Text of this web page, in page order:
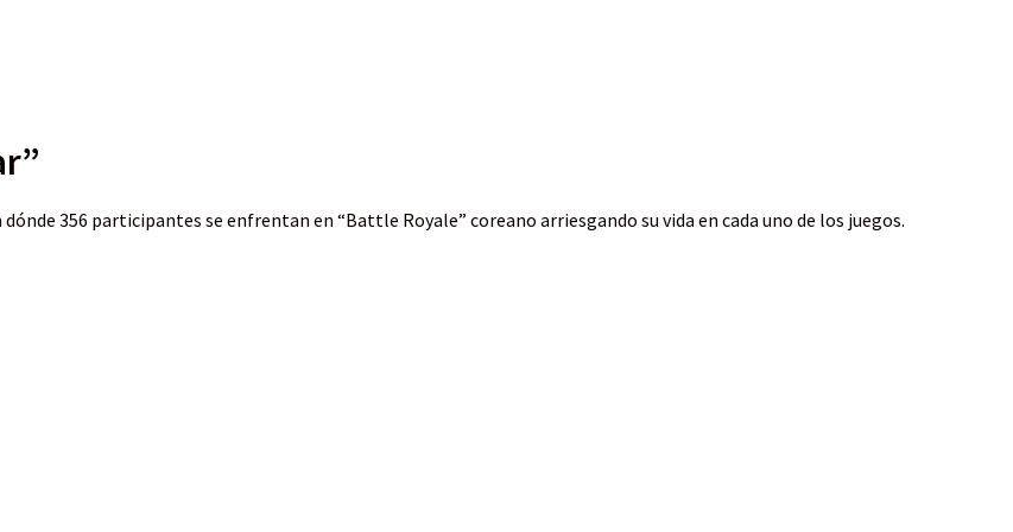
356 participantes se enfrentan en “Battle Royale” coreano arriesgando su vida en cada uno de los juegos.